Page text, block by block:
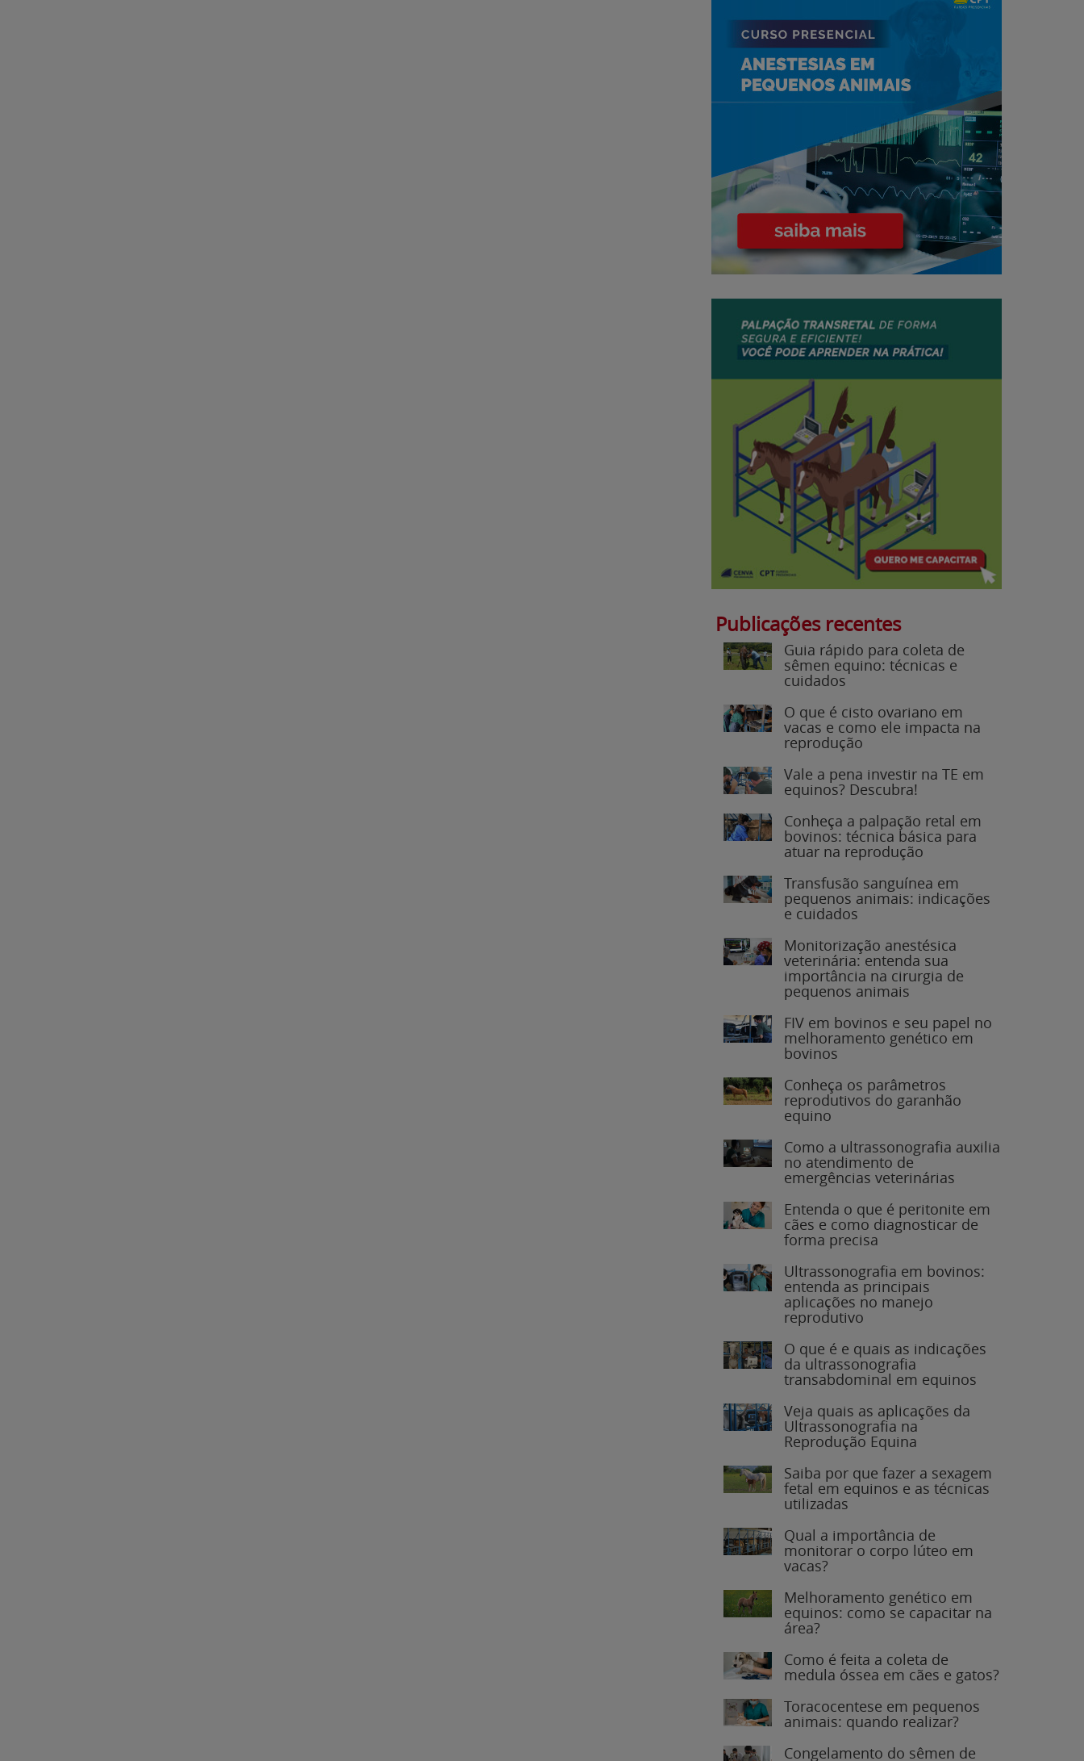
Publicações recentes
Guia rápido para coleta de
sêmen equino: técnicas e
cuidados
O que é cisto ovariano em
vacas e como ele impacta na
reprodução
Vale a pena investir na TE em
equinos? Descubra!
Conheça a palpação retal em
bovinos: técnica básica para
atuar na reprodução
Transfusão sanguínea em
pequenos animais: indicações
e cuidados
Monitorização anestésica
veterinária: entenda sua
importância na cirurgia de
pequenos animais
FIV em bovinos e seu papel no
melhoramento genético em
bovinos
Conheça os parâmetros
reprodutivos do garanhão
equino
Como a ultrassonografia auxilia
no atendimento de
emergências veterinárias
Entenda o que é peritonite em
cães e como diagnosticar de
forma precisa
Ultrassonografia em bovinos:
entenda as principais
aplicações no manejo
reprodutivo
O que é e quais as indicações
da ultrassonografia
transabdominal em equinos
Veja quais as aplicações da
Ultrassonografia na
Reprodução Equina
Saiba por que fazer a sexagem
fetal em equinos e as técnicas
utilizadas
Qual a importância de
monitorar o corpo lúteo em
vacas?
Melhoramento genético em
equinos: como se capacitar na
área?
Como é feita a coleta de
medula óssea em cães e gatos?
Toracocentese em pequenos
animais: quando realizar?
Congelamento do sêmen de